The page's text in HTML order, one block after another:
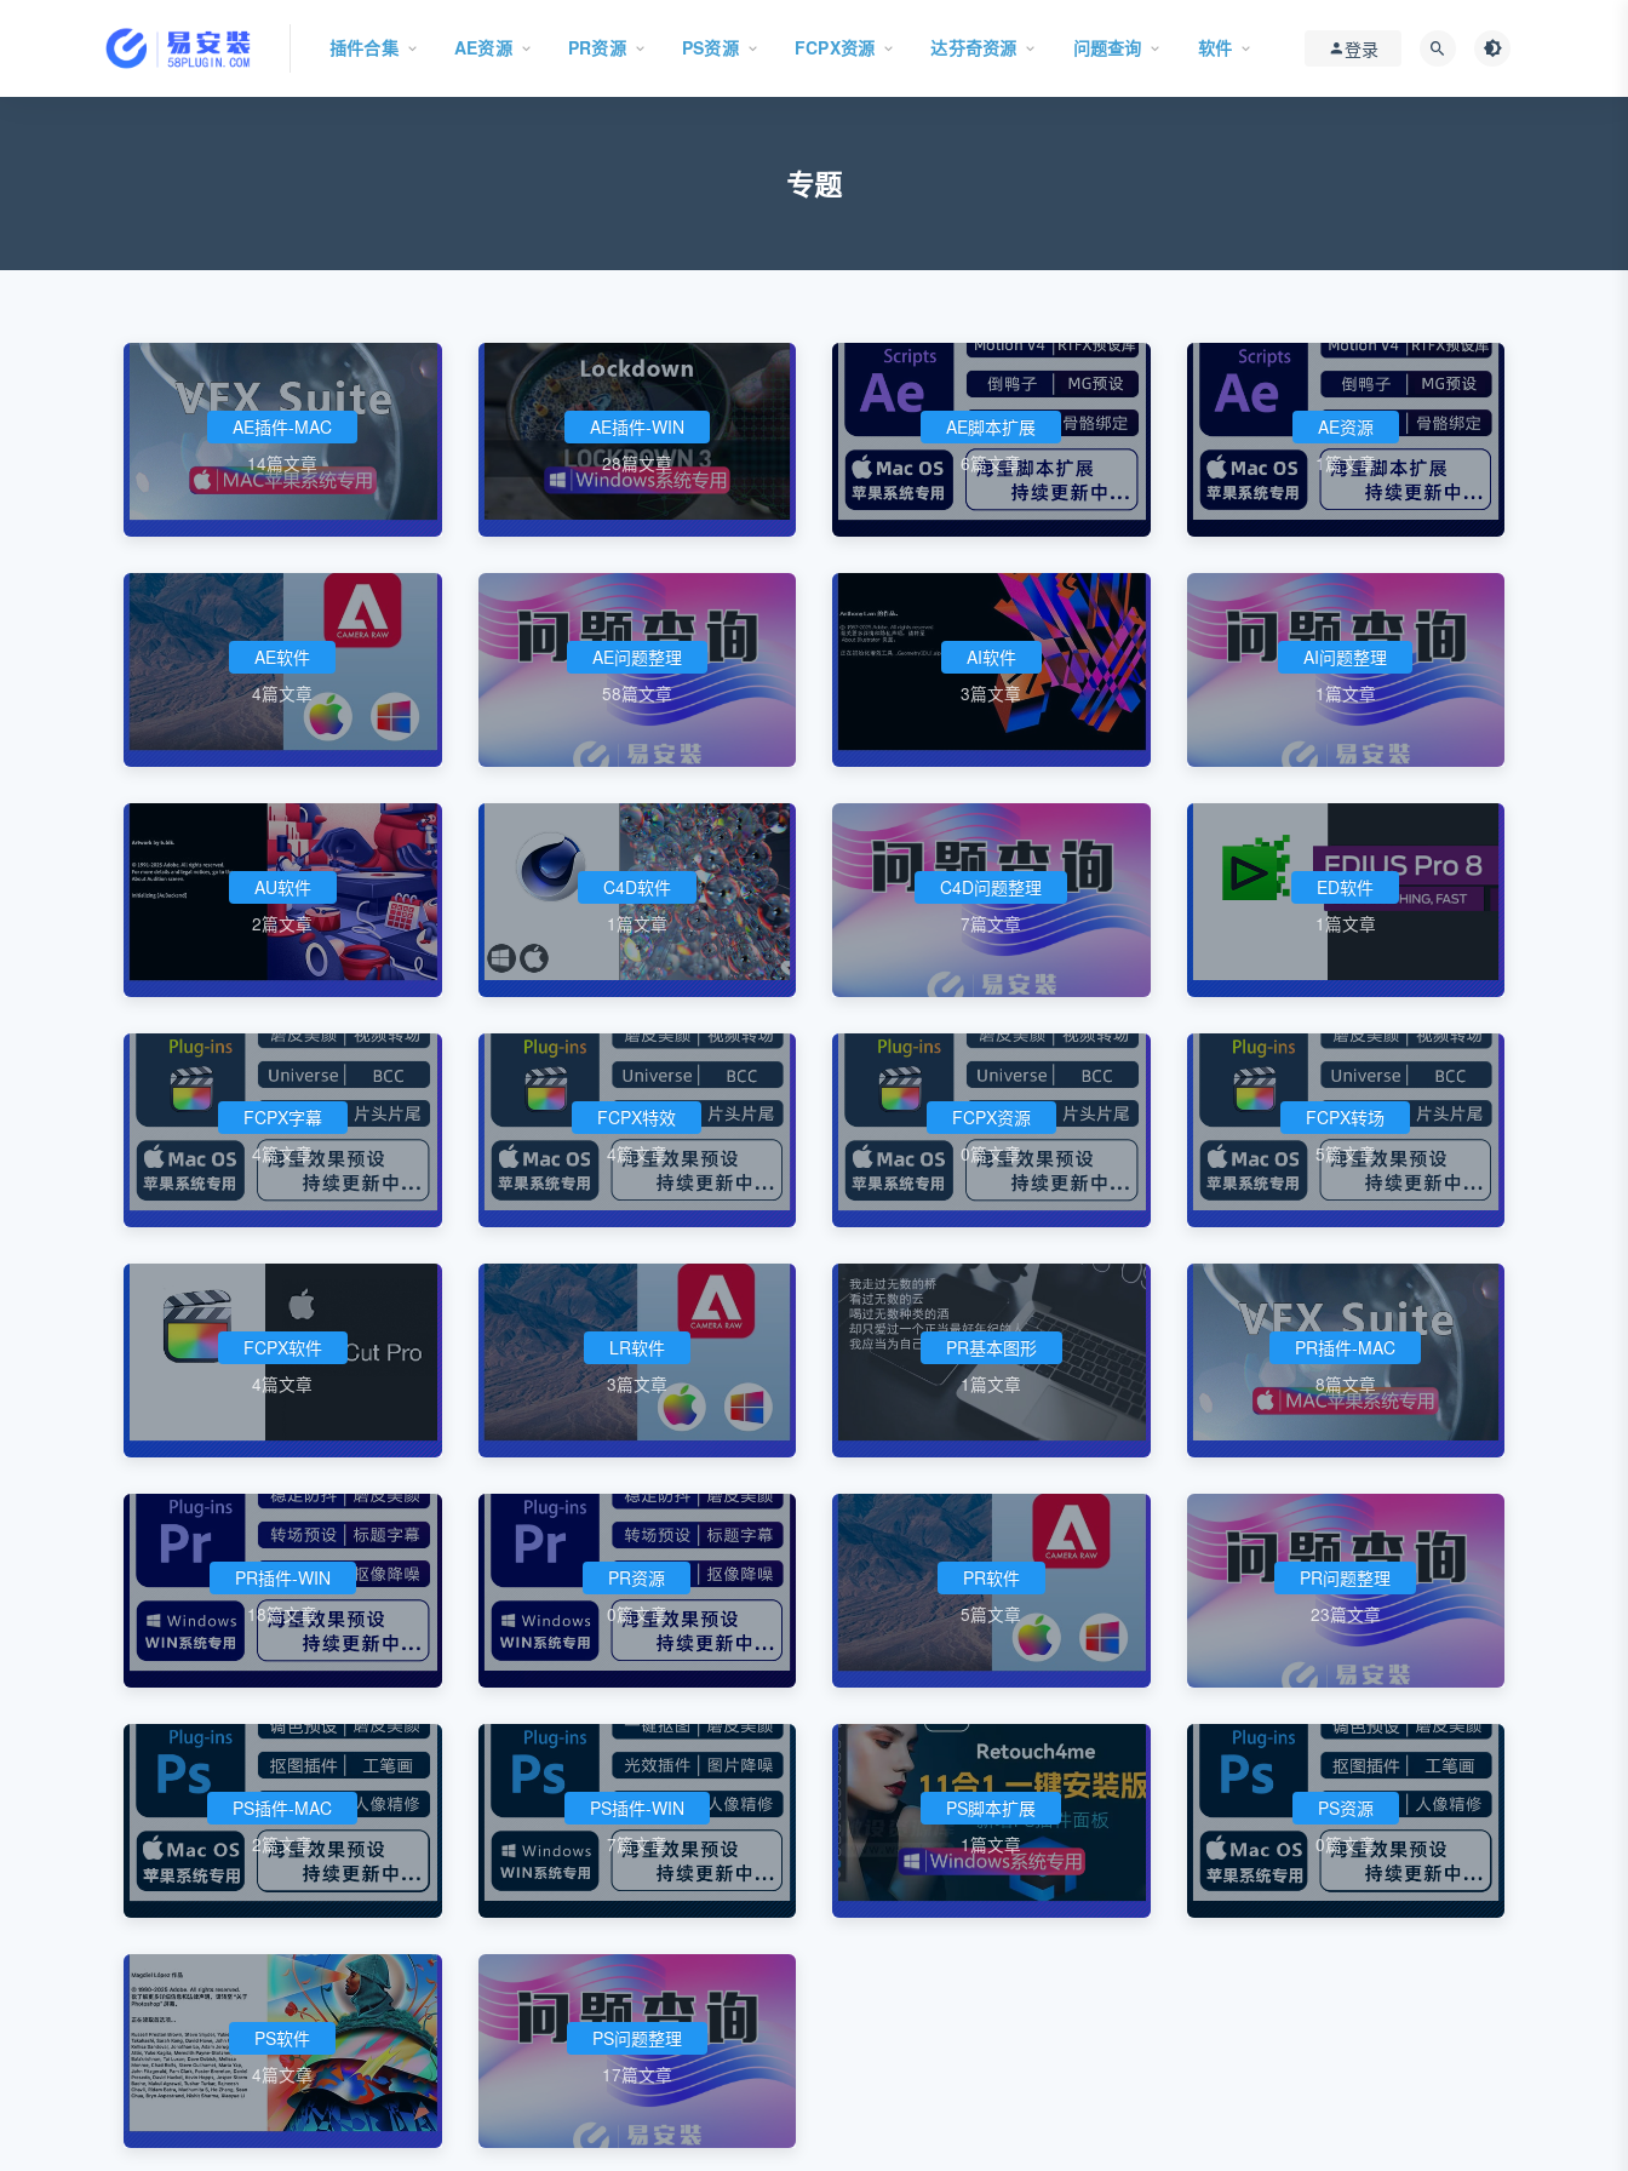
插件合集 AE资源 PR资源 PS资源 FCPX资源 达芬奇资源 问题查询 软件 登录
专题
AE插件-MAC
14篇文章
AE插件-WIN
28篇文章
AE脚本扩展
6篇文章
AE资源
1篇文章
AE软件
4篇文章
AE问题整理
58篇文章
AI软件
3篇文章
AI问题整理
1篇文章
AU软件
2篇文章
C4D软件
1篇文章
C4D问题整理
7篇文章
ED软件
1篇文章
FCPX字幕
4篇文章
FCPX特效
4篇文章
FCPX资源
0篇文章
FCPX转场
5篇文章
FCPX软件
4篇文章
LR软件
3篇文章
PR基本图形
1篇文章
PR插件-MAC
8篇文章
PR插件-WIN
18篇文章
PR资源
0篇文章
PR软件
5篇文章
PR问题整理
23篇文章
PS插件-MAC
2篇文章
PS插件-WIN
7篇文章
PS脚本扩展
1篇文章
PS资源
0篇文章
PS软件
4篇文章
PS问题整理
17篇文章